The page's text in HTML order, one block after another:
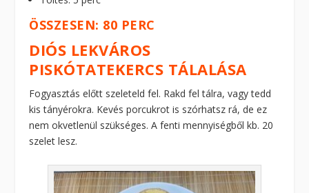
ÖSSZESEN: 80 PERC
DIÓS LEKVÁROS
PISKÓTATEKERCS TÁLALÁSA
Fogyasztás előtt szeleteld fel. Rakd fel tálra, vagy tedd
kis tányérokra. Kevés porcukrot is szórhatsz rá, de ez
nem okvetlenül szükséges. A fenti mennyiségből kb. 20
szelet lesz.